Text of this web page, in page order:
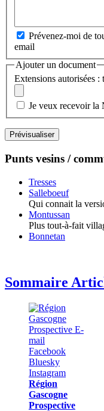
Prévenez-moi de
email
Ajouter un document
Extensions autorisées :
Je veux recevoir la
Punts vesins /
Tresses
Salleboeuf
Qui connait la
Montussan
Plus tout-à-fait
Bonnetan
Sommaire
Région
Gascogne
Prospective